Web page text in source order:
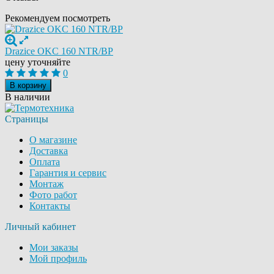
Рекомендуем посмотреть
Drazice OKC 160 NTR/BP
цену уточняйте
0
В корзину
В наличии
Страницы
О магазине
Доставка
Оплата
Гарантия и сервис
Монтаж
Фото работ
Контакты
Личный кабинет
Мои заказы
Мой профиль